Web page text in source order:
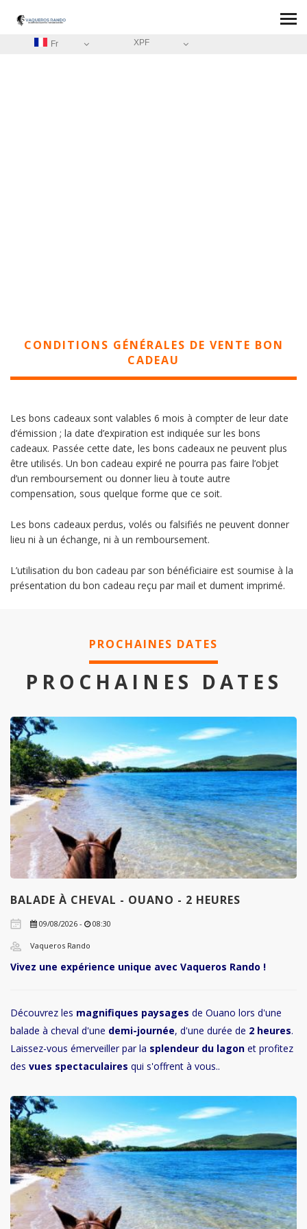
Fr XPF
CONDITIONS GÉNÉRALES DE VENTE BON
CADEAU
Les bons cadeaux sont valables 6 mois à compter de leur date
d’émission ; la date d’expiration est indiquée sur les bons
cadeaux. Passée cette date, les bons cadeaux ne peuvent plus
être utilisés. Un bon cadeau expiré ne pourra pas faire l’objet
d’un remboursement ou donner lieu à toute autre
compensation, sous quelque forme que ce soit.
Les bons cadeaux perdus, volés ou falsifiés ne peuvent donner
lieu ni à un échange, ni à un remboursement.
L’utilisation du bon cadeau par son bénéficiaire est soumise à la
présentation du bon cadeau reçu par mail et dument imprimé.
PROCHAINES DATES
PROCHAINES DATES
BALADE À CHEVAL - OUANO - 2 HEURES
09/08/2026 - 08:30
Vaqueros Rando
Vivez une expérience unique avec Vaqueros Rando !
Découvrez les magnifiques paysages de Ouano lors d'une
balade à cheval d'une demi-journée, d'une durée de 2 heures.
Laissez-vous émerveiller par la splendeur du lagon et profitez
des vues spectaculaires qui s'offrent à vous..